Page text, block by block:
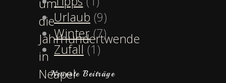
um
die
Jahrhundertwende
in
Neapel
Urlaub (9)
Winter(7)
Zufall (1)
Neueste Beiträge